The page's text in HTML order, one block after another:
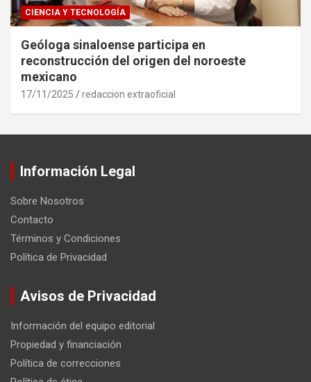
CIENCIA Y TECNOLOGÍA
Geóloga sinaloense participa en
reconstrucción del origen del noroeste
mexicano
17/11/2025 redaccion extraoficial
Información Legal
Sobre Nosotros
Contacto
Términos y Condiciones
Política de Privacidad
Avisos de Privacidad
Información del equipo editorial
Propiedad y financiación
Política de correcciones